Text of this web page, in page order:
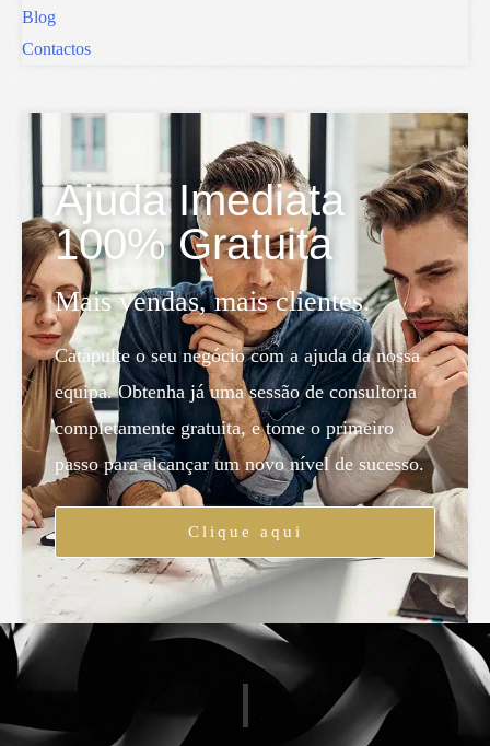
Blog
Contactos
Ajuda Imediata
100% Gratuita
Mais vendas, mais clientes.
Catapulte o seu negócio com a ajuda da nossa
equipa. Obtenha já uma sessão de consultoria
completamente gratuita, e tome o primeiro
passo para alcançar um novo nível de sucesso.
Clique aqui